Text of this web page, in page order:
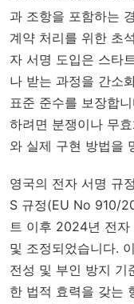
과 조항을 포함하는
계약 처리를 위한 초
자 서명 도입은 스타
나 받는 과정을 간소
표준 준수를 보장합
하려면 분쟁이나 무
와 실제 구현 방법을
영국의 전자 서명 규
S 규정(EU No 910/
트 이후 2024년 전자
및 조정되었습니다.
전성 및 부인 방지 기
한 법적 효력을 갖는